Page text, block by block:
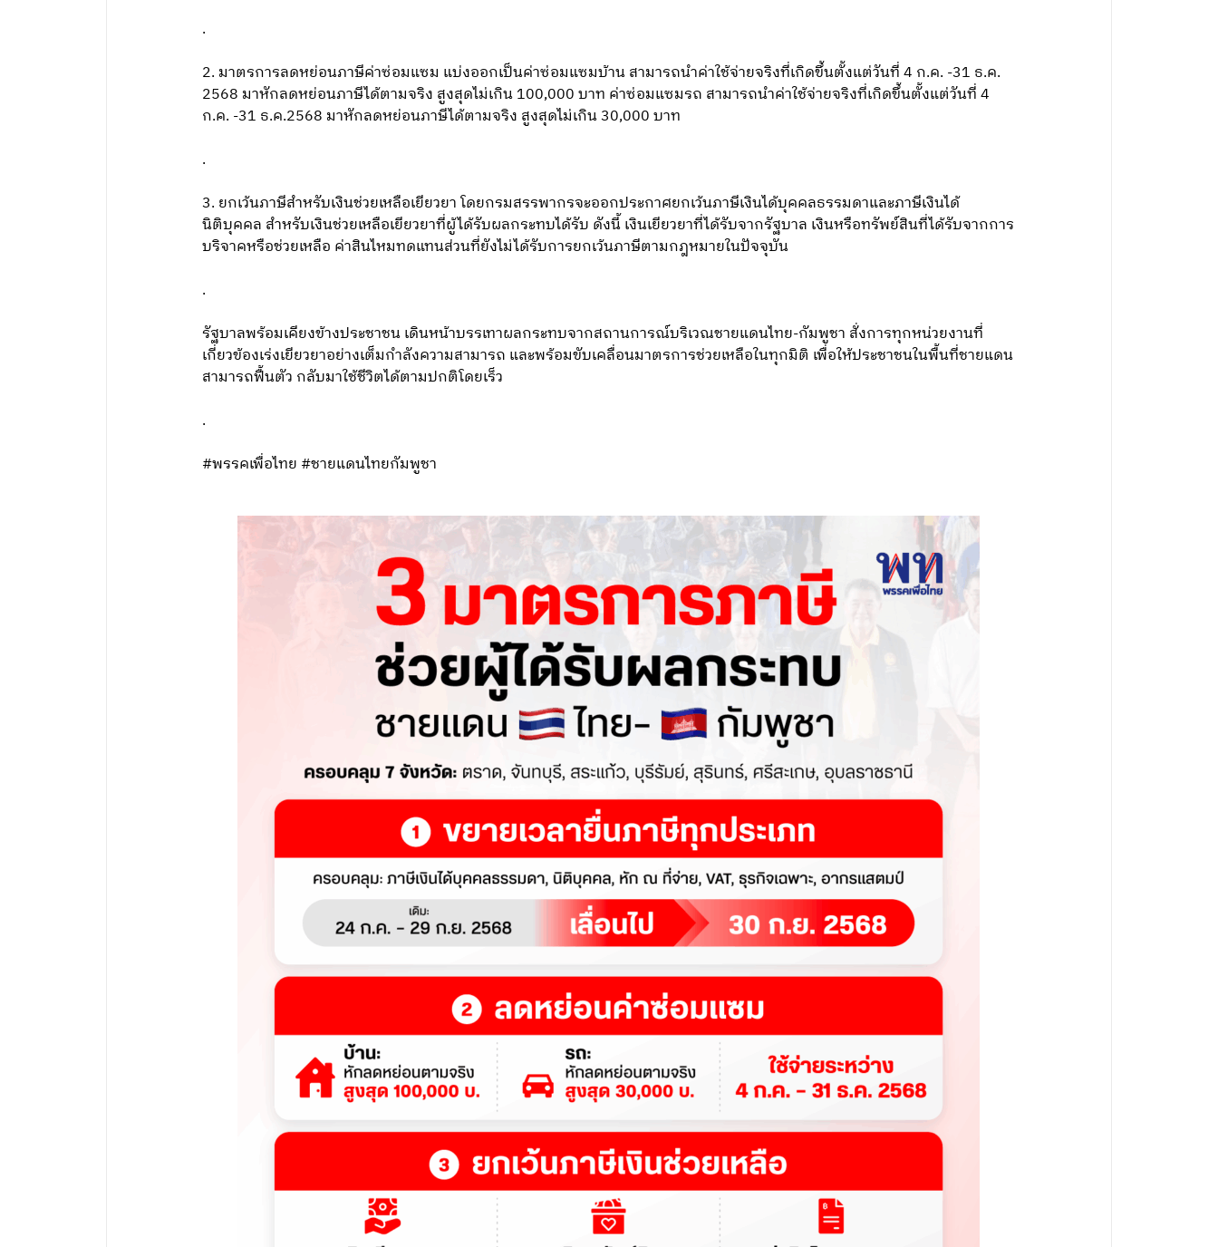
.
2. มาตรการลดหย่อนภาษีค่าซ่อมแซม แบ่งออกเป็นค่าซ่อมแซมบ้าน สามารถนำค่าใช้จ่ายจริงที่เกิดขึ้นตั้งแต่วันที่ 4 ก.ค. -31 ธ.ค.
2568 มาหักลดหย่อนภาษีได้ตามจริง สูงสุดไม่เกิน 100,000 บาท ค่าซ่อมแซมรถ สามารถนำค่าใช้จ่ายจริงที่เกิดขึ้นตั้งแต่วันที่ 4
ก.ค. -31 ธ.ค.2568 มาหักลดหย่อนภาษีได้ตามจริง สูงสุดไม่เกิน 30,000 บาท
.
3. ยกเว้นภาษีสำหรับเงินช่วยเหลือเยียวยา โดยกรมสรรพากรจะออกประกาศยกเว้นภาษีเงินได้บุคคลธรรมดาและภาษีเงินได้
นิติบุคคล สำหรับเงินช่วยเหลือเยียวยาที่ผู้ได้รับผลกระทบได้รับ ดังนี้ เงินเยียวยาที่ได้รับจากรัฐบาล เงินหรือทรัพย์สินที่ได้รับจากการ
บริจาคหรือช่วยเหลือ ค่าสินไหมทดแทนส่วนที่ยังไม่ได้รับการยกเว้นภาษีตามกฎหมายในปัจจุบัน
.
รัฐบาลพร้อมเคียงข้างประชาชน เดินหน้าบรรเทาผลกระทบจากสถานการณ์บริเวณชายแดนไทย-กัมพูชา สั่งการทุกหน่วยงานที่
เกี่ยวข้องเร่งเยียวยาอย่างเต็มกำลังความสามารถ และพร้อมขับเคลื่อนมาตรการช่วยเหลือในทุกมิติ เพื่อให้ประชาชนในพื้นที่ชายแดน
สามารถฟื้นตัว กลับมาใช้ชีวิตได้ตามปกติโดยเร็ว
.
#พรรคเพื่อไทย #ชายแดนไทยกัมพูชา